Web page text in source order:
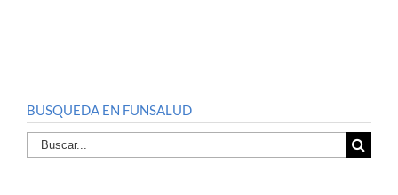
BUSQUEDA EN FUNSALUD
Buscar
por: